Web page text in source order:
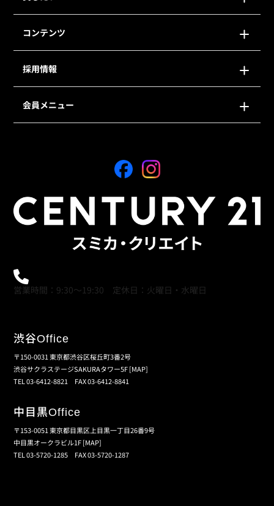
コンテンツ
採用情報
会員メニュー
営業時間：9:30～19:30 定休日：火曜日・水曜日
渋谷Office
〒150-0031 東京都渋谷区桜丘町3番2号
渋谷サクラステージSAKURAタワー5F[MAP]
TEL 03-6412-8821 FAX 03-6412-8841
中目黒Office
〒153-0051 東京都目黒区上目黒一丁目26番9号
中目黒オークラビル1F[MAP]
TEL 03-5720-1285 FAX 03-5720-1287